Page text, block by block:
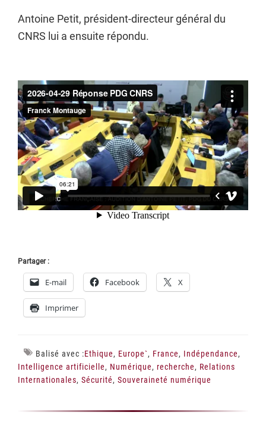
Antoine Petit, président-directeur général du
CNRS lui a ensuite répondu.
Partager :
E-mail Facebook X
Imprimer
Balisé avec :Ethique, Europe`, France, Indépendance,
Intelligence artificielle, Numérique, recherche, Relations
Internationales, Sécurité, Souveraineté numérique